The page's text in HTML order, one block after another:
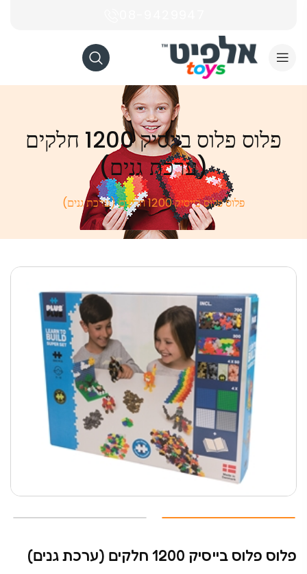
פלוס פלוס בייסיק 1200 חלקים
(ערכת גנים)
פלוס פלוס בייסיק 1200 חלקים (ערכת גנים)
פלוס פלוס בייסיק 1200 חלקים (ערכת גנים)